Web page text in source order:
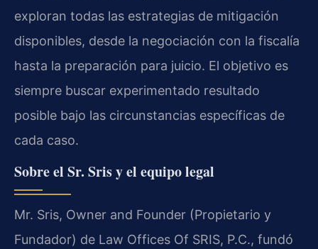
exploran todas las estrategias de mitigación
disponibles, desde la negociación con la fiscalía
hasta la preparación para juicio. El objetivo es
siempre buscar experimentado resultado
posible bajo las circunstancias específicas de
cada caso.
Sobre el Sr. Sris y el equipo legal
Mr. Sris, Owner and Founder (Propietario y
Fundador) de Law Offices Of SRIS, P.C., fundó